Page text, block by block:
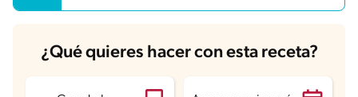
¿Qué quieres hacer con esta receta?